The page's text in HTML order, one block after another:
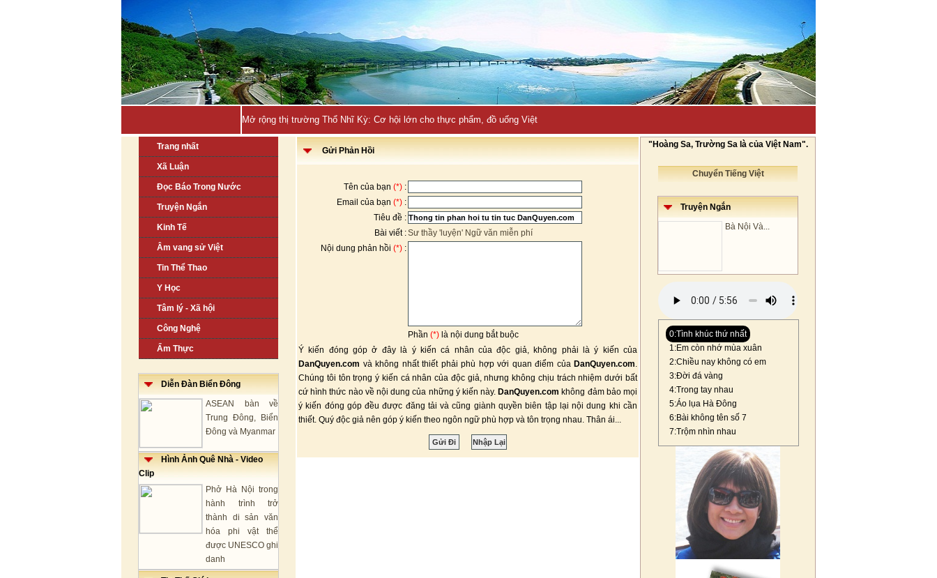
Mở rộng thị trường Thổ Nhĩ Kỳ: Cơ hội lớn cho thực phẩm, đồ uống Việt
Trang nhất
Xã Luận
Đọc Báo Trong Nước
Truyện Ngắn
Kinh Tế
Âm vang sử Việt
Tin Thể Thao
Y Học
Tâm lý - Xã hội
Công Nghệ
Ẩm Thực
Diễn Đàn Biển Đông
ASEAN bàn về
Trung Đông, Biển
Đông và Myanmar
Hình Ảnh Quê Nhà - Video
Clip
Phở Hà Nội trong
hành trình trở
thành di sản văn
hóa phi vật thể
được UNESCO ghi
danh
Gửi Phản Hồi
Tên của bạn (*) :
Email của bạn (*) :
Tiêu đề :
Bài viết :Sư thầy 'luyện' Ngữ văn miễn phí
Nội dung phản hồi (*) :
Phần (*) là nội dung bắt buộc
Ý kiến đóng góp ở đây là ý kiến cá nhân của độc giả, không phải là ý kiến của
DanQuyen.com và không nhất thiết phải phù hợp với quan điểm của DanQuyen.com.
Chúng tôi tôn trọng ý kiến cá nhân của độc giả, nhưng không chịu trách nhiệm dưới bất
cứ hình thức nào về nội dung của những ý kiến này. DanQuyen.com không đảm bảo mọi
ý kiến đóng góp đều được đăng tải và cũng giành quyền biên tập lại nội dung khi cần
thiết. Quý độc giả nên góp ý kiến theo ngôn ngữ phù hợp và tôn trọng nhau. Thân ái...
"Hoàng Sa, Trường Sa là của Việt Nam".
Chuyển Tiếng Việt
Truyện Ngắn
Bà Nội Và...
0:Tình khúc thứ nhất
1:Em còn nhớ mùa xuân
2:Chiều nay không có em
3:Đời đá vàng
4:Trong tay nhau
5:Áo lụa Hà Đông
6:Bài không tên số 7
7:Trộm nhìn nhau